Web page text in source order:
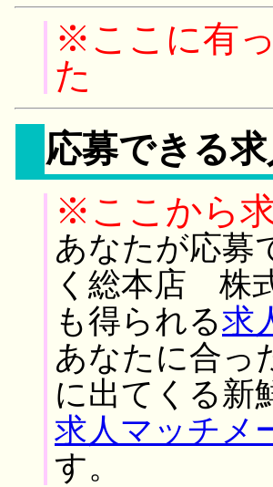
※ここに有
た
応募できる
※ここから
あなたが応募
く総本店 株
も得られる求
あなたに合っ
に出てくる新
求人マッチメ
す。